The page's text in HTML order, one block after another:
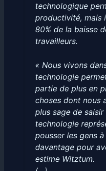
technologique
productivité, mais
80% de la baisse
travailleurs.
« Nous vivons
technologie
partie de plus en
choses dont nous
plus sage de
technologie
pousser les gens
davantage pour
estime Witztum.